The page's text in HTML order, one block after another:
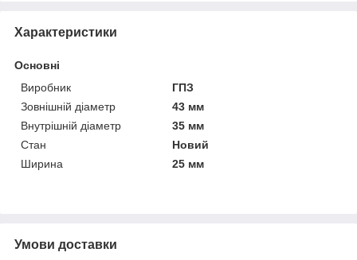
Характеристики
Основні
Виробник
ГПЗ
Зовнішній діаметр
43 мм
Внутрішній діаметр
35 мм
Стан
Новий
Ширина
25 мм
Умови доставки